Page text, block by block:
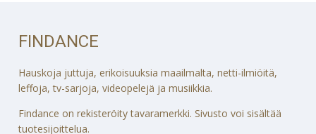
FINDANCE
Hauskoja juttuja, erikoisuuksia maailmalta, netti-ilmiöitä,
leffoja, tv-sarjoja, videopelejä ja musiikkia.
Findance on rekisteröity tavaramerkki. Sivusto voi sisältää
tuotesijoittelua.